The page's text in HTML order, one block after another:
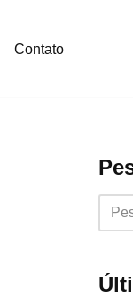
Contato